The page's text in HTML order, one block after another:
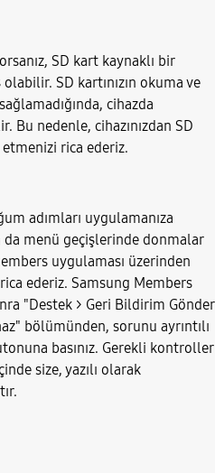
SD kart kaynaklı bir
SD kartınızın okuma ve
cihazda
Bu nedenle, cihazınızdan SD
etmenizi rica ederiz.
adımları uygulamanıza
menü geçişlerinde donmalar
uygulaması üzerinden
ederiz. Samsung Members
"Destek > Geri Bildirim Gönder
bölümünden, sorunu ayrıntılı
basınız. Gerekli kontroller
size, yazılı olarak